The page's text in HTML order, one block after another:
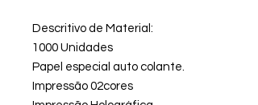
Descritivo de Material:
1000 Unidades
Papel especial auto colante.
Impressão 02cores